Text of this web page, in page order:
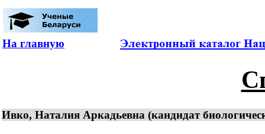
На главную
Ивко, Наталия Аркадьевна (кандидат